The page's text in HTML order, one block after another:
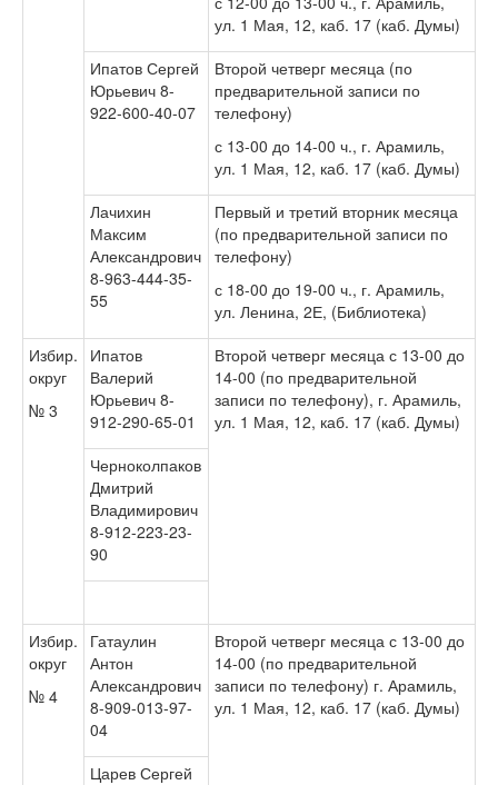
ул. 1 Мая, 12, каб. 17 (каб. Думы)
Ипатов Сергей
Юрьевич 8-
922-600-40-07
Второй четверг месяца (по
предварительной записи по
телефону)
с 13-00 до 14-00 ч., г. Арамиль,
ул. 1 Мая, 12, каб. 17 (каб. Думы)
Лачихин
Максим
Александрович
8-963-444-35-
55
Первый и третий вторник месяца
(по предварительной записи по
телефону)
с 18-00 до 19-00 ч., г. Арамиль,
ул. Ленина, 2Е, (Библиотека)
Избир.
округ
№ 3
Ипатов
Валерий
Юрьевич 8-
912-290-65-01
Второй четверг месяца с 13-00 до
14-00 (по предварительной
записи по телефону), г. Арамиль,
ул. 1 Мая, 12, каб. 17 (каб. Думы)
Черноколпаков
Дмитрий
Владимирович
8-912-223-23-
90
Избир.
округ
№ 4
Гатаулин
Антон
Александрович
8-909-013-97-
04
Второй четверг месяца с 13-00 до
14-00 (по предварительной
записи по телефону) г. Арамиль,
ул. 1 Мая, 12, каб. 17 (каб. Думы)
Царев Сергей